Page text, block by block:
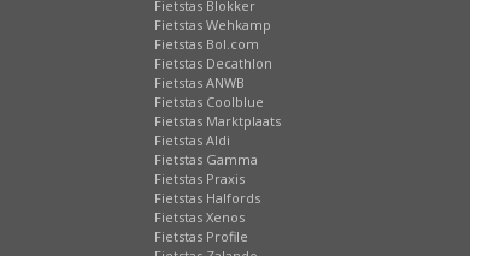
Fietstas Blokker
Fietstas Wehkamp
Fietstas Bol.com
Fietstas Decathlon
Fietstas ANWB
Fietstas Coolblue
Fietstas Marktplaats
Fietstas Aldi
Fietstas Gamma
Fietstas Praxis
Fietstas Halfords
Fietstas Xenos
Fietstas Profile